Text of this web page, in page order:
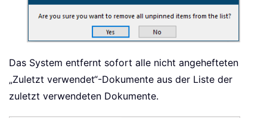
Das System entfernt sofort alle nicht angehefteten
„Zuletzt verwendet“-Dokumente aus der Liste der
zuletzt verwendeten Dokumente.